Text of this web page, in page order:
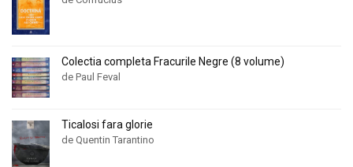
Colectia completa Fracurile Negre (8 volume)
de Paul Feval
Ticalosi fara glorie
de Quentin Tarantino